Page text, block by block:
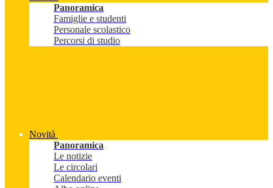
Panoramica
Famiglie e studenti
Personale scolastico
Percorsi di studio
Novità
Panoramica
Le notizie
Le circolari
Calendario eventi